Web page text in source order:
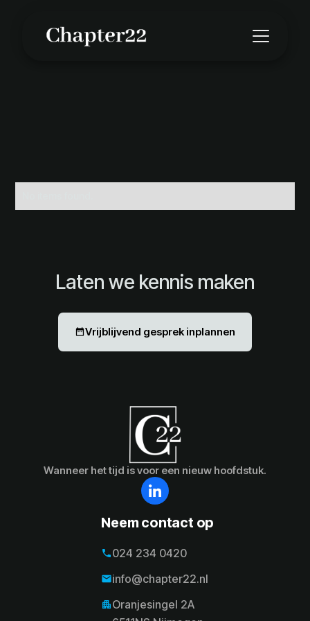
Laten we kennis maken
date_rangeVrijblijvend gesprek inplannen
Wanneer het tijd is voor een nieuw hoofdstuk.
Neem contact op
phone024 234 0420
emailinfo@chapter22.nl
apartmentOranjesingel 2A